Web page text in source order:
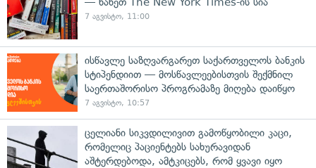
7 აგვისტო, 11:00
ისწავლე საზღვარგარეთ საქართველოს ბანკის
სტიპენდიით — მოსწავლეებისთვის შექმნილ
საერთაშორისო პროგრამაზე მიღება დაიწყო
7 აგვისტო, 10:57
ცელიანი სიკვდილივით გამოწყობილი კაცი,
რომელიც პაციენტებს სახურავიდან
აშტერდებოდა, ამტკიცებს, რომ ყვავი იყო